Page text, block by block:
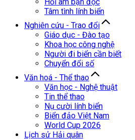
Tâm tình lính biển
Nghiên cứu - Trao đổi
Giáo dục - Đào tạo
Khoa học công nghệ
Người đi biển cần biết
Chuyển đổi số
Văn hoá - Thể thao
Văn học - Nghệ thuật
Tin thể thao
Nụ cười lính biển
Biển đảo Việt Nam
World Cup 2026
Lịch sử Hải quân